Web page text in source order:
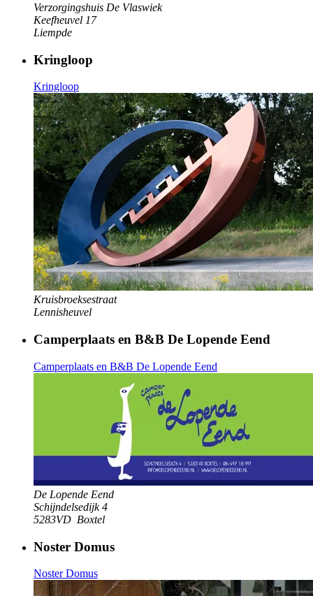
Verzorgingshuis De Vlaswiek
Keefheuvel 17
Liempde
Kringloop
Kringloop
Kruisbroeksestraat
Lennisheuvel
Camperplaats en B&B De Lopende Eend
Camperplaats en B&B De Lopende Eend
De Lopende Eend
Schijndelsedijk 4
5283VD Boxtel
Noster Domus
Noster Domus